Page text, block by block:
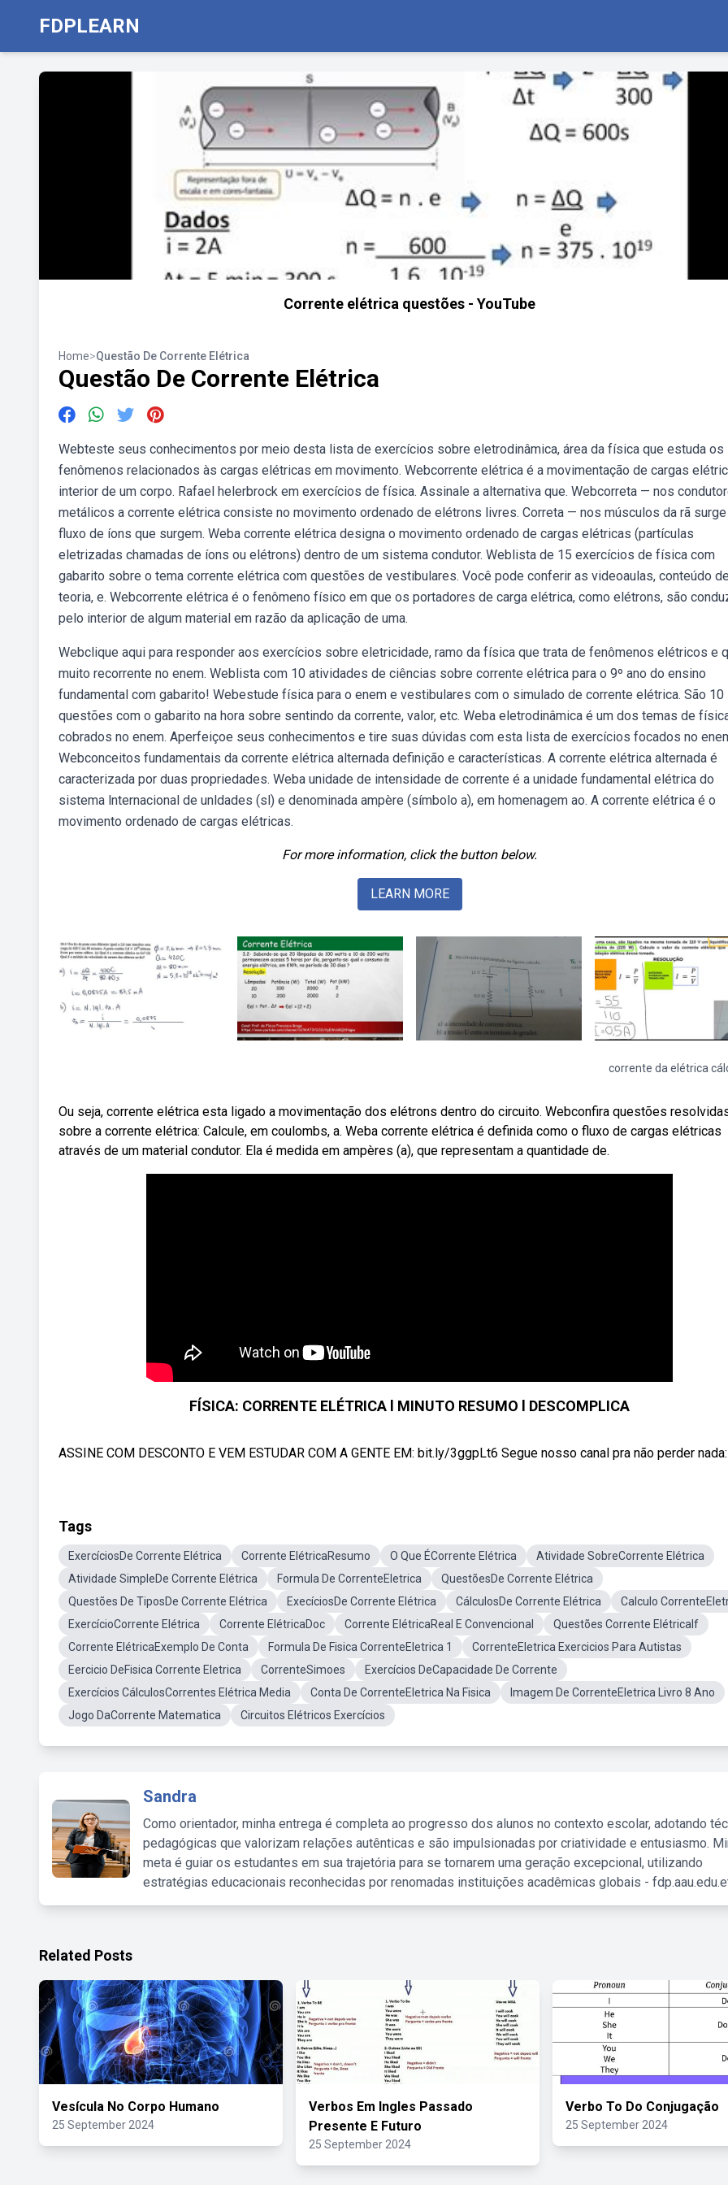
FDPLEARN
Corrente elétrica questões - YouTube
Home>Questão De Corrente Elétrica
Questão De Corrente Elétrica
Webteste seus conhecimentos por meio desta lista de exercícios sobre eletrodinâmica, área da física que estuda os
fenômenos relacionados às cargas elétricas em movimento. Webcorrente elétrica é a movimentação de cargas
interior de um corpo. Rafael helerbrock em exercícios de física. Assinale a alternativa que. Webcorreta — nos
metálicos a corrente elétrica consiste no movimento ordenado de elétrons livres. Correta — nos músculos da rã
fluxo de íons que surgem. Weba corrente elétrica designa o movimento ordenado de cargas elétricas (partículas
eletrizadas chamadas de íons ou elétrons) dentro de um sistema condutor. Weblista de 15 exercícios de física com
gabarito sobre o tema corrente elétrica com questões de vestibulares. Você pode conferir as videoaulas, conteúdo
teoria, e. Webcorrente elétrica é o fenômeno físico em que os portadores de carga elétrica, como elétrons, são
pelo interior de algum material em razão da aplicação de uma.
Webclique aqui para responder aos exercícios sobre eletricidade, ramo da física que trata de fenômenos elétricos e
muito recorrente no enem. Weblista com 10 atividades de ciências sobre corrente elétrica para o 9º ano do ensino
fundamental com gabarito! Webestude física para o enem e vestibulares com o simulado de corrente elétrica. São 10
questões com o gabarito na hora sobre sentindo da corrente, valor, etc. Weba eletrodinâmica é um dos temas de
cobrados no enem. Aperfeiçoe seus conhecimentos e tire suas dúvidas com esta lista de exercícios focados no
Webconceitos fundamentais da corrente elétrica alternada definição e características. A corrente elétrica alternada é
caracterizada por duas propriedades. Weba unidade de intensidade de corrente é a unidade fundamental elétrica do
sistema lnternacional de unldades (sl) e denominada ampère (símbolo a), em homenagem ao. A corrente elétrica é o
movimento ordenado de cargas elétricas.
For more information, click the button below.
LEARN MORE
corrente da elétrica
Ou seja, corrente elétrica esta ligado a movimentação dos elétrons dentro do circuito. Webconfira questões
sobre a corrente elétrica: Calcule, em coulombs, a. Weba corrente elétrica é definida como o fluxo de cargas elétricas
através de um material condutor. Ela é medida em ampères (a), que representam a quantidade de.
FÍSICA: CORRENTE ELÉTRICA l MINUTO RESUMO l DESCOMPLICA
ASSINE COM DESCONTO E VEM ESTUDAR COM A GENTE EM: bit.ly/3ggpLt6 Segue nosso canal pra não perder nada:
Tags
ExercíciosDe Corrente Elétrica Corrente ElétricaResumo O Que ÉCorrente Elétrica
Atividade SobreCorrente Elétrica
Atividade SimpleDe Corrente Elétrica
Formula De CorrenteEletrica
QuestõesDe Corrente Elétrica
Questões De TiposDe Corrente Elétrica
ExecíciosDe Corrente Elétrica CálculosDe Corrente Elétrica
Calculo
ExercícioCorrente Elétrica
Corrente ElétricaDoc Corrente ElétricaReal E Convencional
Questões Corrente ElétricaIf
Corrente ElétricaExemplo De Conta
Formula De Fisica CorrenteEletrica 1
CorrenteEletrica Exercicios Para Autistas
Eercicio DeFisica Corrente Eletrica
CorrenteSimoes
Exercícios DeCapacidade De Corrente
Exercícios CálculosCorrentes Elétrica Media
Conta De CorrenteEletrica Na Fisica
Imagem De CorrenteEletrica Livro 8 Ano
Jogo DaCorrente Matematica
Circuitos Elétricos Exercícios
Sandra
Como orientador, minha entrega é completa ao progresso dos alunos no contexto escolar, adotando
pedagógicas que valorizam relações autênticas e são impulsionadas por criatividade e entusiasmo.
meta é guiar os estudantes em sua trajetória para se tornarem uma geração excepcional, utilizando
estratégias educacionais reconhecidas por renomadas instituições acadêmicas globais -
Related Posts
Vesícula No Corpo Humano
25 September 2024
Verbos Em Ingles Passado
Presente E Futuro
25 September 2024
Verbo To Do Conjugação
25 September 2024